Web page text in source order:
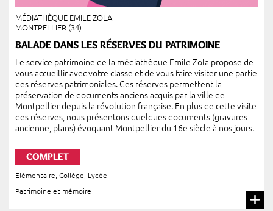
MÉDIATHÈQUE EMILE ZOLA
MONTPELLIER (34)
BALADE DANS LES RÉSERVES DU PATRIMOINE
Le service patrimoine de la médiathèque Emile Zola propose de
vous accueillir avec votre classe et de vous faire visiter une partie
des réserves patrimoniales. Ces réserves permettent la
préservation de documents anciens acquis par la ville de
Montpellier depuis la révolution française. En plus de cette visite
des réserves, nous présentons quelques documents (gravures
ancienne, plans) évoquant Montpellier du 16e siècle à nos jours.
COMPLET
Elémentaire Collège
Lycée
Patrimoine et mémoire